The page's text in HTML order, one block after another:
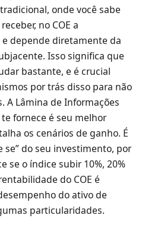
onde você sabe
no COE a
depende diretamente da
Isso significa que
bastante, e é crucial
por trás disso para não
A Lâmina de Informações
fornece é seu melhor
os cenários de ganho. É
se” do seu investimento, por
se o índice subir 10%, 20%
do COE é
do ativo de
particularidades.